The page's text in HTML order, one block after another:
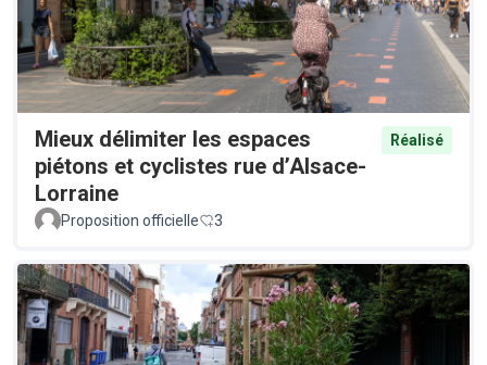
Mieux délimiter les espaces
piétons et cyclistes rue d’Alsace-
Lorraine
Réalisé
Proposition officielle 3